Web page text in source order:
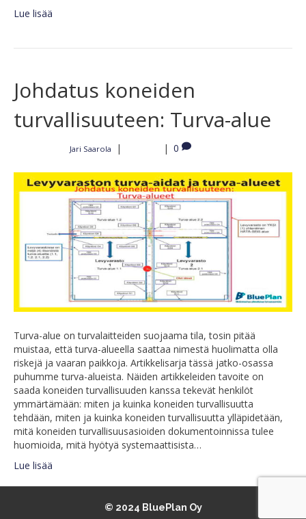
Lue lisää
Johdatus koneiden
turvallisuuteen: Turva-alue
Jari Saarola | | 0
Turva-alue on turvalaitteiden suojaama tila, tosin pitää
muistaa, että turva-alueella saattaa nimestä huolimatta olla
riskejä ja vaaran paikkoja. Artikkelisarja tässä jatko-osassa
puhumme turva-alueista. Näiden artikkeleiden tavoite on
saada koneiden turvallisuuden kanssa tekevät henkilöt
ymmärtämään: miten ja kuinka koneiden turvallisuutta
tehdään, miten ja kuinka koneiden turvallisuutta ylläpidetään,
mitä koneiden turvallisuusasioiden dokumentoinnissa tulee
huomioida, mitä hyötyä systemaattisista…
Lue lisää
© 2024 BluePlan Oy